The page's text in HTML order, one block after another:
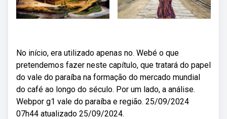
No início, era utilizado apenas no. Webé o que
pretendemos fazer neste capítulo, que tratará do papel
do vale do paraíba na formação do mercado mundial
do café ao longo do século. Por um lado, a análise.
Webpor g1 vale do paraíba e região. 25/09/2024
07h44 atualizado 25/09/2024.